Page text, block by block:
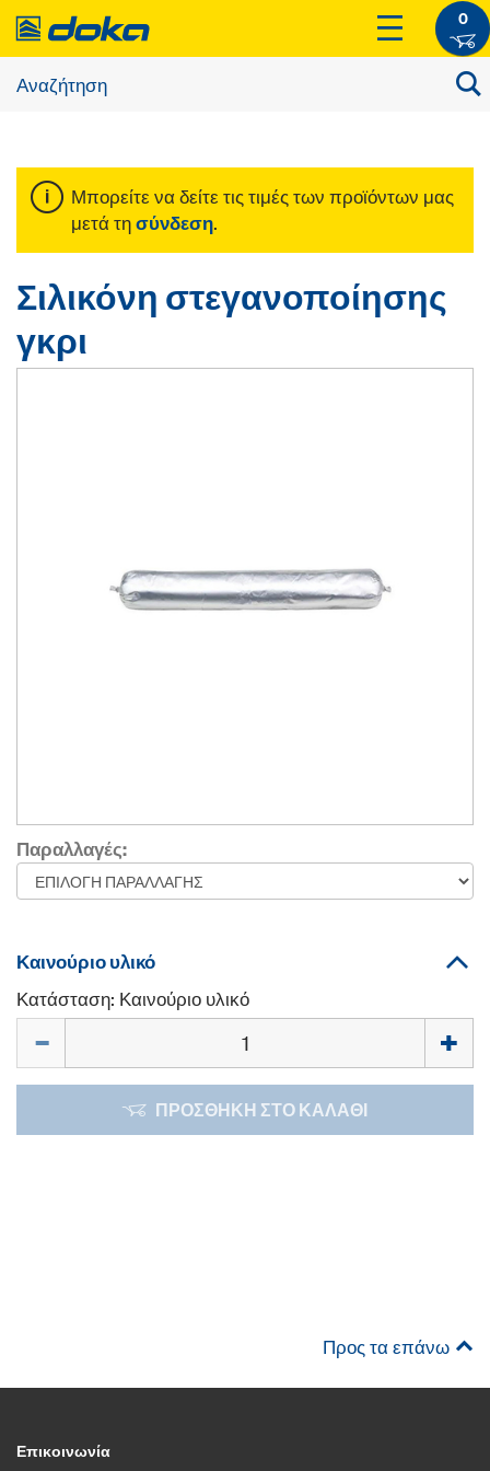
0
Μπορείτε να δείτε τις τιμές των προϊόντων μας
μετά τησύνδεση.
Σιλικόνη στεγανοποίησης
γκρι
Παραλλαγές:
Καινούριο υλικό
Κατάσταση: Καινούριο υλικό
ΠΡΟΣΘΉΚΗ ΣΤΟ ΚΑΛΆΘΙ
Προς τα επάνω
Επικοινωνία